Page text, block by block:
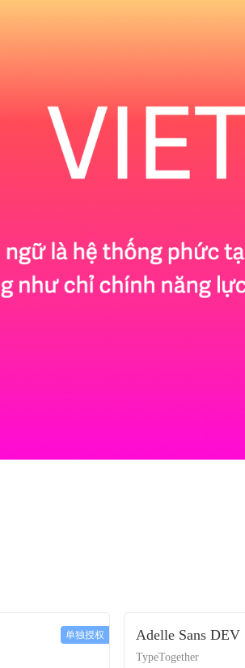
单独授权 Adelle Sans DEV
TypeTogether